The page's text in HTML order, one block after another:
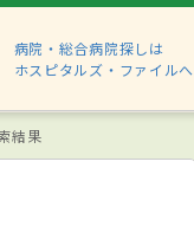
病院・総合病院探しは
ホスピタルズ・ファイルへ
結果